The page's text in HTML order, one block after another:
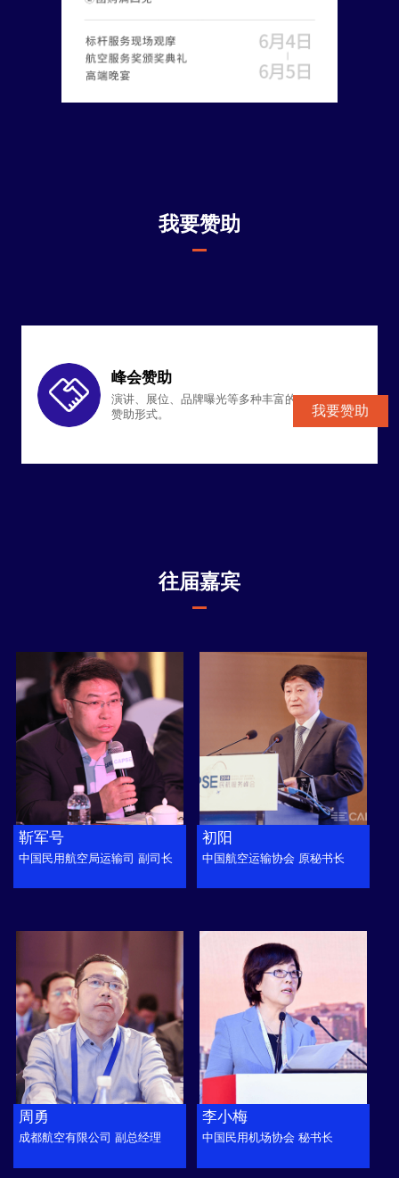
我要赞助
峰会赞助
演讲、展位、品牌曝光等多种丰富的
赞助形式。
我要赞助
往届嘉宾
靳军号
中国民用航空局运输司 副司长
初阳
中国航空运输协会 原秘书长
周勇
成都航空有限公司 副总经理
李小梅
中国民用机场协会 秘书长